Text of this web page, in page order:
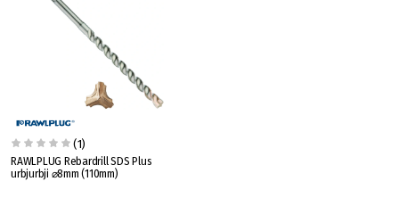
(1)
RAWLPLUG Rebardrill SDS Plus
urbjurbji ⌀8mm (110mm)